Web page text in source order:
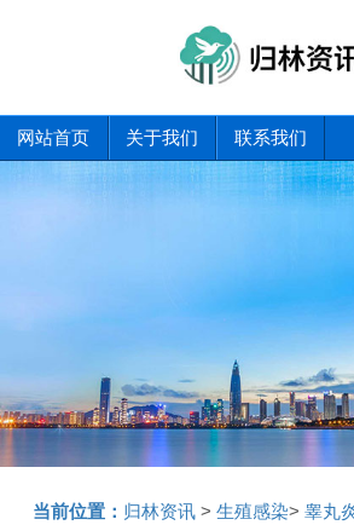
网站首页 关于我们 联系我们
当前位置： 归林资讯> 生殖感染> 睾丸